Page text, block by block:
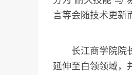
言等会随技术更新
长江商学院院长
延伸至白领领域，